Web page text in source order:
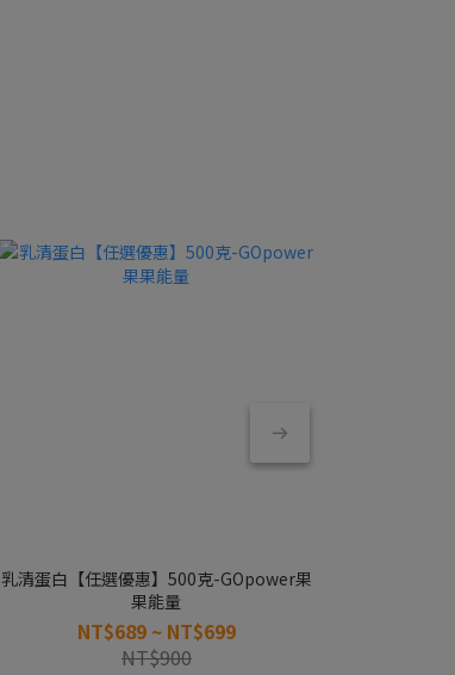
乳清蛋白【任選優惠】500克-GOpower果
果能量
NT$689 ~ NT$699
NT$900